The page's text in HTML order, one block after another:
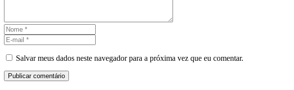
Salvar meus dados neste navegador para a próxima vez que eu comentar.